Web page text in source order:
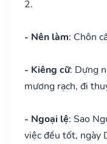
2.
- Nên làm: Chôn
- Kiêng cữ: Dựng
mương rạch, đi
- Ngoại lệ: Sao
việc đều tốt, ngày